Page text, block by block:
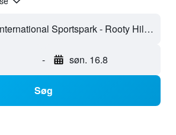
Blacktown International Sportspark - Rooty Hill, NSW, Australien
- søn. 16.8
Søg